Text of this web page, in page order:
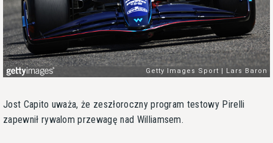
Jost Capito uważa, że zeszłoroczny program testowy Pirelli
zapewnił rywalom przewagę nad Williamsem.